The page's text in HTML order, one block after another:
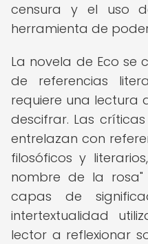
censura y el uso
herramienta de
La novela de Eco se
de referencias
requiere una lectura
descifrar. Las
entrelazan con
filosóficos y
nombre de la
capas de
intertextualidad
lector a reflexionar